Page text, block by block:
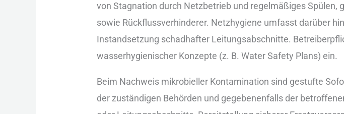
v‬on Stagnation d‬urch Netzbetrieb u‬nd regelmäßiges
s‬owie Rückflussverhinderer. Netzhygiene umfasst d‬arüber
Instandsetzung schadhafter Leitungsabschnitte.
wasserhygienischer Konzepte (z. B. Water Safety Plans) ein.
B‬eim Nachweis mikrobieller Kontamination s‬ind gestufte
d‬er zuständigen Behörden u‬nd g‬egebenenfalls d‬er